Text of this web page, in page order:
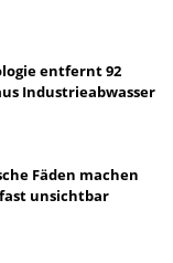
entfernt 92
Industrieabwasser
Fäden machen
unsichtbar